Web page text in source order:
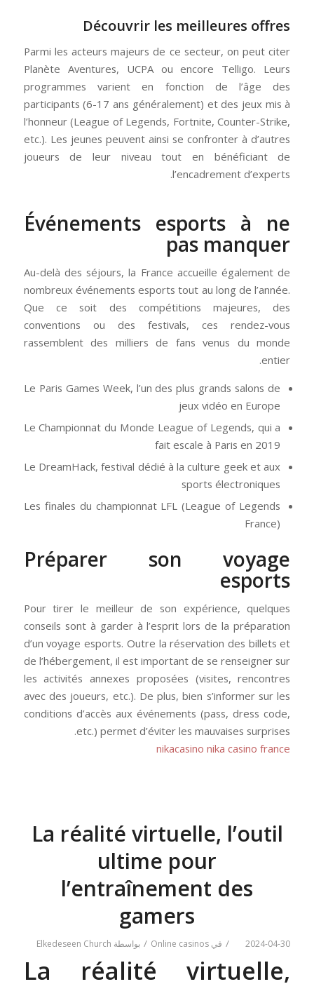
Découvrir les meilleures offres
Parmi les acteurs majeurs de ce secteur, on peut citer
Planète Aventures, UCPA ou encore Telligo. Leurs
programmes varient en fonction de l’âge des
participants (6-17 ans généralement) et des jeux mis à
l’honneur (League of Legends, Fortnite, Counter-Strike,
etc.). Les jeunes peuvent ainsi se confronter à d’autres
joueurs de leur niveau tout en bénéficiant de
l’encadrement d’experts.
Événements esports à ne
pas manquer
Au-delà des séjours, la France accueille également de
nombreux événements esports tout au long de l’année.
Que ce soit des compétitions majeures, des
conventions ou des festivals, ces rendez-vous
rassemblent des milliers de fans venus du monde
entier.
Le Paris Games Week, l’un des plus grands salons de
jeux vidéo en Europe
Le Championnat du Monde League of Legends, qui a
fait escale à Paris en 2019
Le DreamHack, festival dédié à la culture geek et aux
sports électroniques
Les finales du championnat LFL (League of Legends
France)
Préparer son voyage
esports
Pour tirer le meilleur de son expérience, quelques
conseils sont à garder à l’esprit lors de la préparation
d’un voyage esports. Outre la réservation des billets et
de l’hébergement, il est important de se renseigner sur
les activités annexes proposées (visites, rencontres
avec des joueurs, etc.). De plus, bien s’informer sur les
conditions d’accès aux événements (pass, dress code,
etc.) permet d’éviter les mauvaises surprises.
nikacasino nika casino france
La réalité virtuelle, l’outil
ultime pour
l’entraînement des
gamers
2024-04-30
/ في Online casinos
/ بواسطة Elkedeseen Church
La réalité virtuelle,